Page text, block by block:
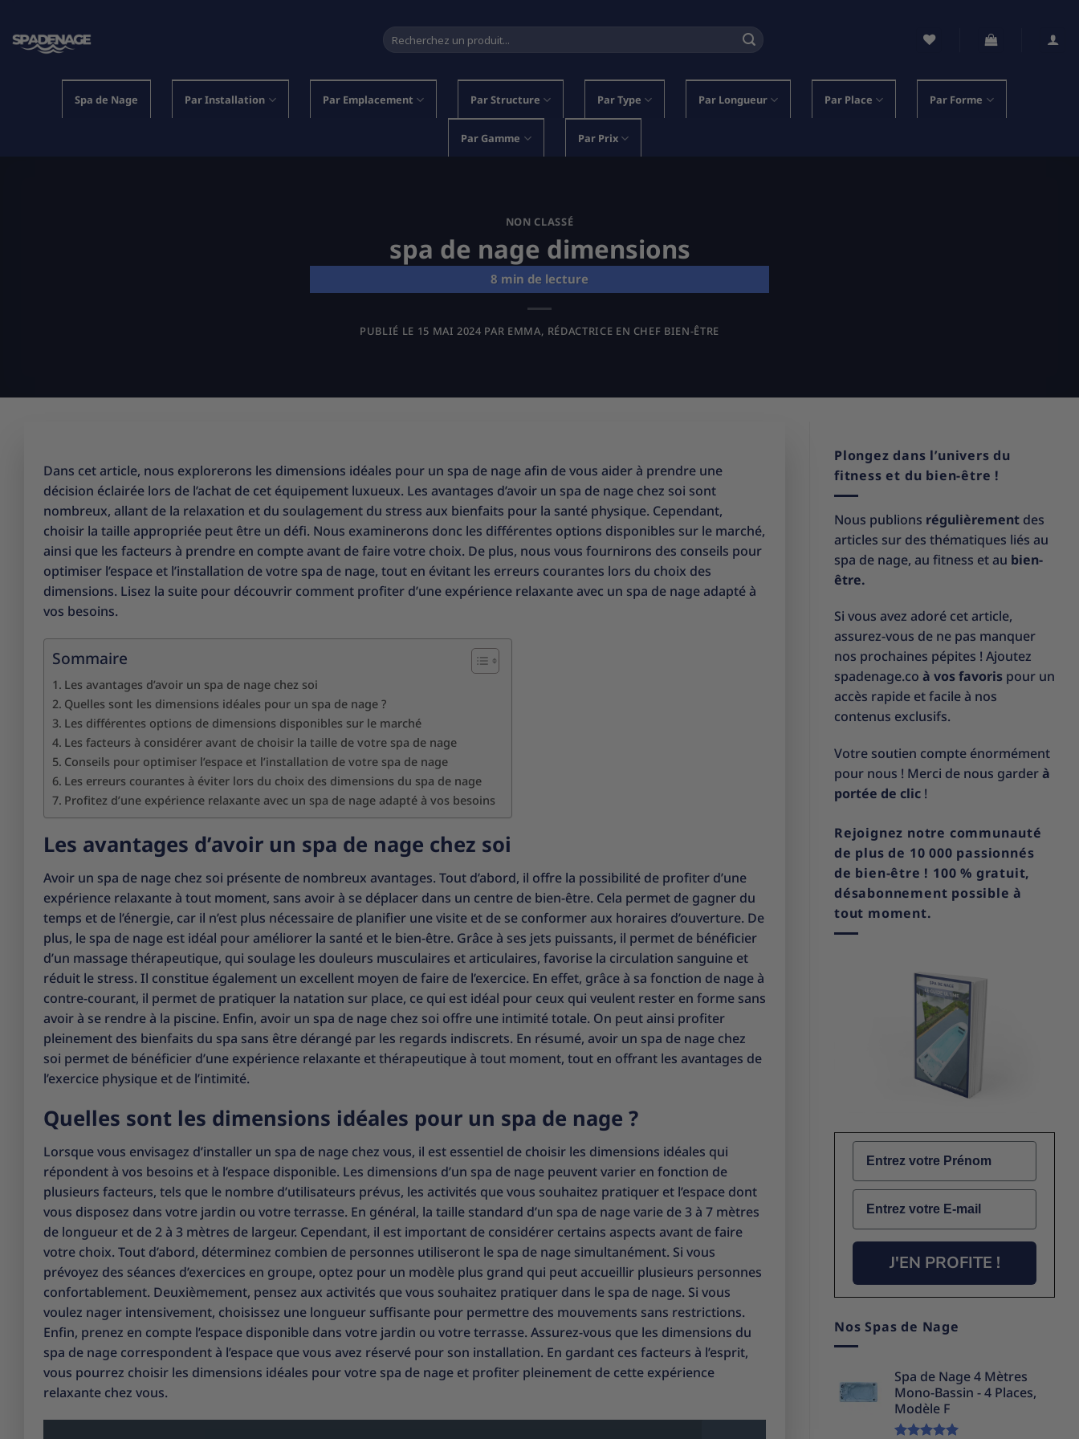
contenu
Recherche
pour :
Spa de Nage Par Installation Par Emplacement Par Structure Par Type Par Longueur Par Place Par Forme
Par Gamme Par Prix
NON CLASSÉ
spa de nage dimensions
PUBLIÉ LE 15 MAI 2024 PAR EMMA, RÉDACTRICE EN CHEF BIEN-ÊTRE
Dans cet article, nous explorerons les dimensions idéales pour un spa de nage afin de vous aider à prendre une
décision éclairée lors de l’achat de cet équipement luxueux. Les avantages d’avoir un spa de nage chez soi sont
nombreux, allant de la relaxation et du soulagement du stress aux bienfaits pour la santé physique. Cependant,
choisir la taille appropriée peut être un défi. Nous examinerons donc les différentes options disponibles sur le marché,
ainsi que les facteurs à prendre en compte avant de faire votre choix. De plus, nous vous fournirons des conseils pour
optimiser l’espace et l’installation de votre spa de nage, tout en évitant les erreurs courantes lors du choix des
dimensions. Lisez la suite pour découvrir comment profiter d’une expérience relaxante avec un spa de nage adapté à
vos besoins.
Sommaire
Les avantages d’avoir un spa de nage chez soi
Quelles sont les dimensions idéales pour un spa de nage ?
Les différentes options de dimensions disponibles sur le marché
Les facteurs à considérer avant de choisir la taille de votre spa de nage
Conseils pour optimiser l’espace et l’installation de votre spa de nage
Les erreurs courantes à éviter lors du choix des dimensions du spa de nage
Profitez d’une expérience relaxante avec un spa de nage adapté à vos besoins
Les avantages d’avoir un spa de nage chez soi
Avoir un spa de nage chez soi présente de nombreux avantages. Tout d’abord, il offre la possibilité de profiter d’une
expérience relaxante à tout moment, sans avoir à se déplacer dans un centre de bien-être. Cela permet de gagner du
temps et de l’énergie, car il n’est plus nécessaire de planifier une visite et de se conformer aux horaires d’ouverture. De
plus, le spa de nage est idéal pour améliorer la santé et le bien-être. Grâce à ses jets puissants, il permet de bénéficier
d’un massage thérapeutique, qui soulage les douleurs musculaires et articulaires, favorise la circulation sanguine et
réduit le stress. Il constitue également un excellent moyen de faire de l’exercice. En effet, grâce à sa fonction de nage à
contre-courant, il permet de pratiquer la natation sur place, ce qui est idéal pour ceux qui veulent rester en forme sans
avoir à se rendre à la piscine. Enfin, avoir un spa de nage chez soi offre une intimité totale. On peut ainsi profiter
pleinement des bienfaits du spa sans être dérangé par les regards indiscrets. En résumé, avoir un spa de nage chez
soi permet de bénéficier d’une expérience relaxante et thérapeutique à tout moment, tout en offrant les avantages de
l’exercice physique et de l’intimité.
Quelles sont les dimensions idéales pour un spa de nage ?
Lorsque vous envisagez d’installer un spa de nage chez vous, il est essentiel de choisir les dimensions idéales qui
répondent à vos besoins et à l’espace disponible. Les dimensions d’un spa de nage peuvent varier en fonction de
plusieurs facteurs, tels que le nombre d’utilisateurs prévus, les activités que vous souhaitez pratiquer et l’espace dont
vous disposez dans votre jardin ou votre terrasse. En général, la taille standard d’un spa de nage varie de 3 à 7 mètres
de longueur et de 2 à 3 mètres de largeur. Cependant, il est important de considérer certains aspects avant de faire
votre choix. Tout d’abord, déterminez combien de personnes utiliseront le spa de nage simultanément. Si vous
prévoyez des séances d’exercices en groupe, optez pour un modèle plus grand qui peut accueillir plusieurs personnes
confortablement. Deuxièmement, pensez aux activités que vous souhaitez pratiquer dans le spa de nage. Si vous
voulez nager intensivement, choisissez une longueur suffisante pour permettre des mouvements sans restrictions.
Enfin, prenez en compte l’espace disponible dans votre jardin ou votre terrasse. Assurez-vous que les dimensions du
spa de nage correspondent à l’espace que vous avez réservé pour son installation. En gardant ces facteurs à l’esprit,
vous pourrez choisir les dimensions idéales pour votre spa de nage et profiter pleinement de cette expérience
relaxante chez vous.
Plongez dans l’univers du
fitness et du bien-être !
Nous publions régulièrement des
articles sur des thématiques liés au
spa de nage, au fitness et au bien-
être.
Si vous avez adoré cet article,
assurez-vous de ne pas manquer
nos prochaines pépites ! Ajoutez
spadenage.co à vos favoris pour un
accès rapide et facile à nos
contenus exclusifs.
Votre soutien compte énormément
pour nous ! Merci de nous garderà
portée de clic !
Rejoignez notre communauté
de plus de 10 000 passionnés
de bien-être ! 100 % gratuit,
désabonnement possible à
tout moment.
Name
Email
J'EN PROFITE !
Nos Spas de Nage
Spa de Nage 4 Mètres
Mono-Bassin - 4 Places,
Modèle F